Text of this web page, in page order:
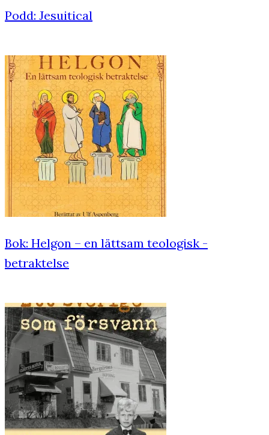
Podd: Jesuitical
Bok: Helgon – en lättsam teologisk ­
betraktelse